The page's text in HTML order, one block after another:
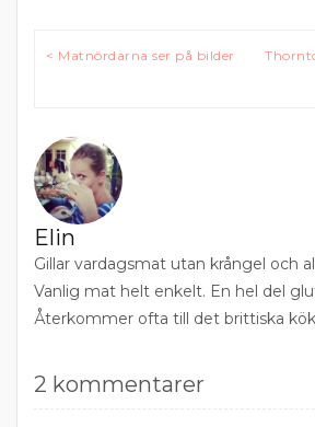
Inläggsnavigering
< Matnördarna ser på bilder
Elin
Gillar vardagsmat utan krångel och
Vanlig mat helt enkelt. En hel del
Återkommer ofta till det brittiska
2 kommentarer